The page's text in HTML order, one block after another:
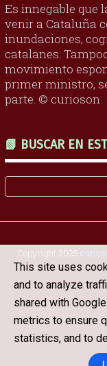
Es innegable que
venir a Cataluña
inundaciones,
catalanes.
movimiento
primer ministro,
parte. © curioson
📗 BUSCAR EN
Copyright 2025
This site uses
and to analyze
shared with
metrics to ensure
statistics, and to